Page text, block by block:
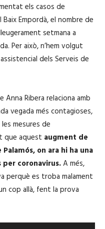
els casos de
Empordà, el nombre de
setmana a
Per això, n’hem volgut
dels Serveis de
Ribera relaciona amb
vegada més contagioses,
mesures de
que aquest augment de
on ara hi ha una
coronavirus.A més,
perquè es troba malament
cop allà, fent la prova